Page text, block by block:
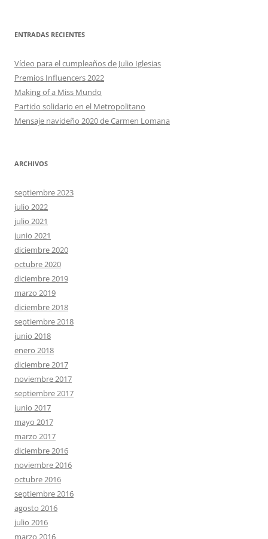
ENTRADAS RECIENTES
Vídeo para el cumpleaños de Julio Iglesias
Premios Influencers 2022
Making of a Miss Mundo
Partido solidario en el Metropolitano
Mensaje navideño 2020 de Carmen Lomana
ARCHIVOS
septiembre 2023
julio 2022
julio 2021
junio 2021
diciembre 2020
octubre 2020
diciembre 2019
marzo 2019
diciembre 2018
septiembre 2018
junio 2018
enero 2018
diciembre 2017
noviembre 2017
septiembre 2017
junio 2017
mayo 2017
marzo 2017
diciembre 2016
noviembre 2016
octubre 2016
septiembre 2016
agosto 2016
julio 2016